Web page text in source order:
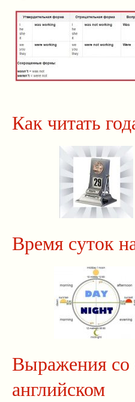
Как читать
Время суток
Выражения со
английском